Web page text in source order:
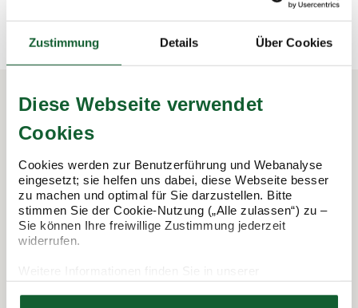
Zustimmung Details Über Cookies
Diese Webseite verwendet
Cookies
Cookies werden zur Benutzerführung und Webanalyse
eingesetzt; sie helfen uns dabei, diese Webseite besser
zu machen und optimal für Sie darzustellen. Bitte
stimmen Sie der Cookie-Nutzung („Alle zulassen“) zu –
Sie können Ihre freiwillige Zustimmung jederzeit
widerrufen.
Datenschutzerklärung
In 3 Schritten zur Steuererklärung.
So funktioniert's: